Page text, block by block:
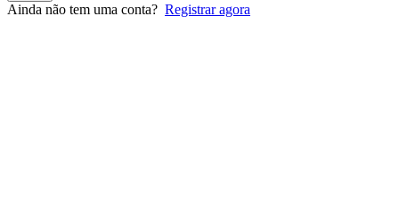
Ainda não tem uma conta? Registrar agora